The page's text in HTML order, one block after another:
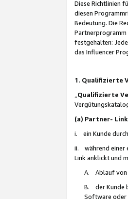
Diese Richtlinien
diesen
Bedeutung. Die
Partnerprogramm
festgehalten:
das Influencer
1. Qualifizierte
Qualifizierte
(a) Partner-
i. ein Kunde
ii. während einer
Link anklickt und
A. Ablauf von
B. der Kunde
Software oder